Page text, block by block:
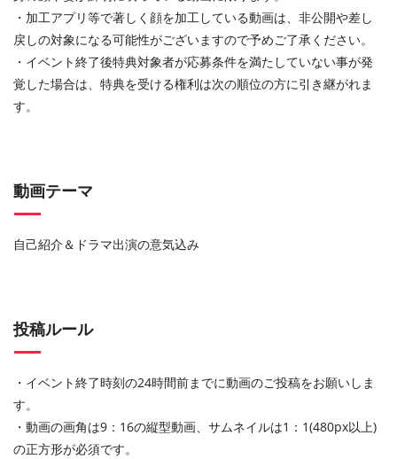
・加工アプリ等で著しく顔を加工している動画は、非公開や差し
戻しの対象になる可能性がございますので予めご了承ください。
・イベント終了後特典対象者が応募条件を満たしていない事が発
覚した場合は、特典を受ける権利は次の順位の方に引き継がれま
す。
動画テーマ
自己紹介＆ドラマ出演の意気込み
投稿ルール
・イベント終了時刻の24時間前までに動画のご投稿をお願いしま
す。
・動画の画角は9：16の縦型動画、サムネイルは1：1(480px以上)
の正方形が必須です。